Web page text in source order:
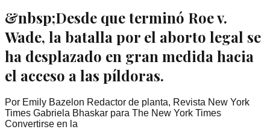
&nbsp;Desde que terminó Roe v.
Wade, la batalla por el aborto legal se
ha desplazado en gran medida hacia
el acceso a las píldoras.
Por Emily Bazelon Redactor de planta, Revista New York
Times Gabriela Bhaskar para The New York Times
Convertirse en la